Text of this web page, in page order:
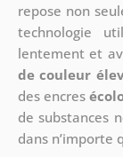
repose non
technologie
lentement et
de couleur
des encres
de substances
dans n’importe